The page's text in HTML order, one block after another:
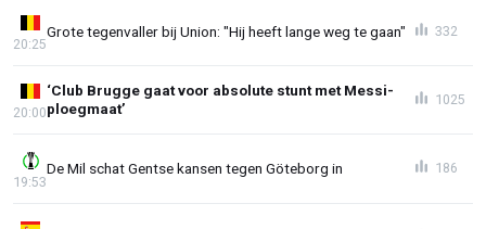
Grote tegenvaller bij Union: "Hij heeft lange weg te gaan"
20:25
332
‘Club Brugge gaat voor absolute stunt met Messi-
ploegmaat’
20:00
1025
De Mil schat Gentse kansen tegen Göteborg in
19:53
186